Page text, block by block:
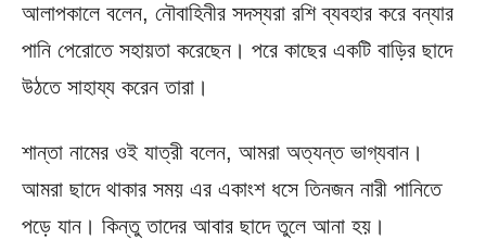
আলাপকালে বলেন, নৌবাহিনীর সদস্যরা রশি ব্যবহার করে বন্যার
পানি পেরোতে সহায়তা করেছেন। পরে কাছের একটি বাড়ির ছাদে
উঠতে সাহায্য করেন তারা।
শান্তা নামের ওই যাত্রী বলেন, ‌‌আমরা অত্যন্ত ভাগ্যবান।
আমরা ছাদে থাকার সময় এর একাংশ ধসে তিনজন নারী পানিতে
পড়ে যান। কিন্তু তাদের আবার ছাদে তুলে আনা হয়।